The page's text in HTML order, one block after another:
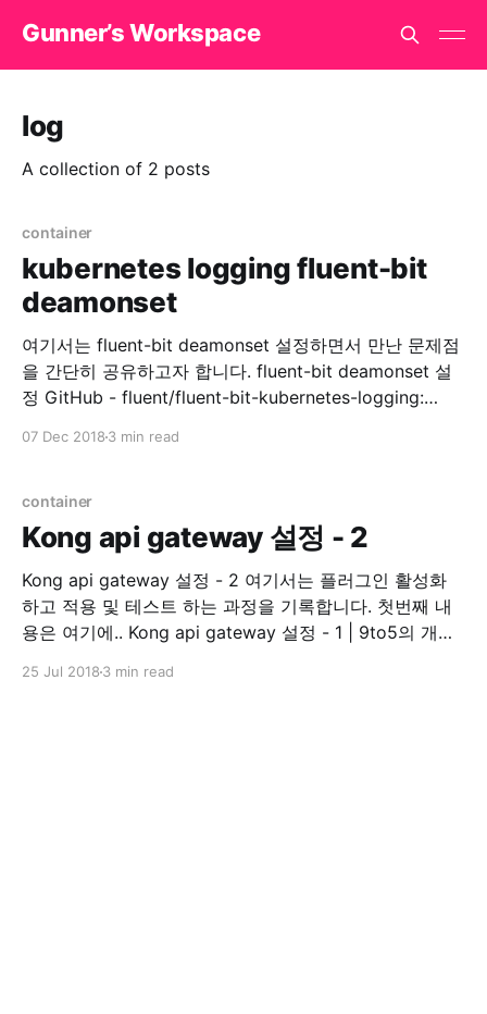
Gunner’s Workspace
log
A collection of 2 posts
container
kubernetes logging fluent-bit
deamonset
여기서는 fluent-bit deamonset 설정하면서 만난 문제점
을 간단히 공유하고자 합니다. fluent-bit deamonset 설
정 GitHub - fluent/fluent-bit-kubernetes-logging:
https://raw.githubusercontent.com/fluent/fluent-bit-
kubernetes-logging/master/fluent-bit-service-
account.yaml $ kubectl create -f
07 Dec 2018 3 min read
container
Kong api gateway 설정 - 2
Kong api gateway 설정 - 2 여기서는 플러그인 활성화
하고 적용 및 테스트 하는 과정을 기록합니다. 첫번째 내
용은 여기에.. Kong api gateway 설정 - 1 | 9to5의 개발
25 Jul 2018 3 min read